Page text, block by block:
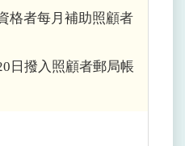
格者每月補助照顧者
日撥入照顧者郵局帳